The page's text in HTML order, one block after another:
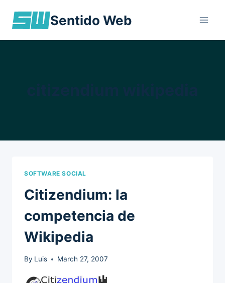
Sentido Web
SOFTWARE SOCIAL
Citizendium: la
competencia de
Wikipedia
By Luis March 27, 2007